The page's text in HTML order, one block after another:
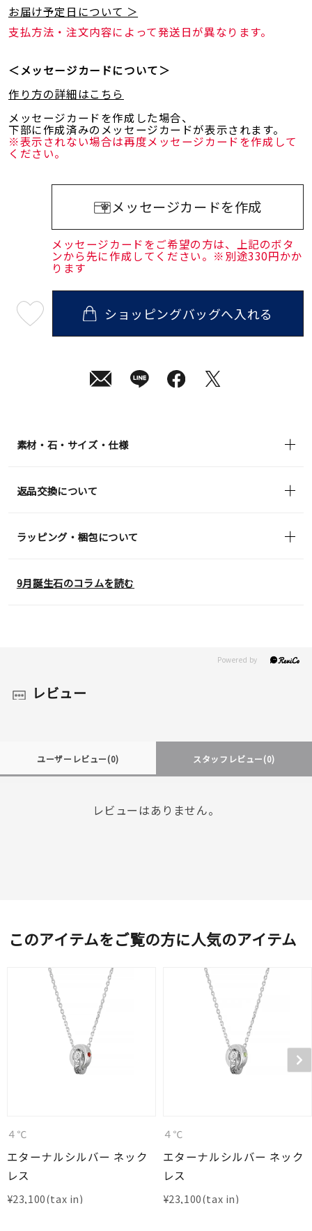
お届け予定日について ＞
支払方法・注文内容によって発送日が異なります。
＜メッセージカードについて＞
作り方の詳細はこちら
メッセージカードを作成した場合、
下部に作成済みのメッセージカードが表示されます。
※表示されない場合は再度メッセージカードを作成して
ください。
メッセージカードを作成
メッセージカードをご希望の方は、上記のボタ
ンから先に作成してください。※別途330円かか
ります
08
ショッピングバッグへ入れる
素材・石・サイズ・仕様
返品交換について
ラッピング・梱包について
9月誕生石のコラムを読む
レビュー
ユーザーレビュー(0) スタッフレビュー(0)
レビューはありません。
このアイテムをご覧の方に人気のアイテム
４℃
エターナルシルバー ネック
レス
¥23,100
４℃
エターナルシルバー ネック
レス
¥23,100